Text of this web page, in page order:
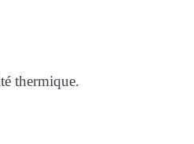
thermique.